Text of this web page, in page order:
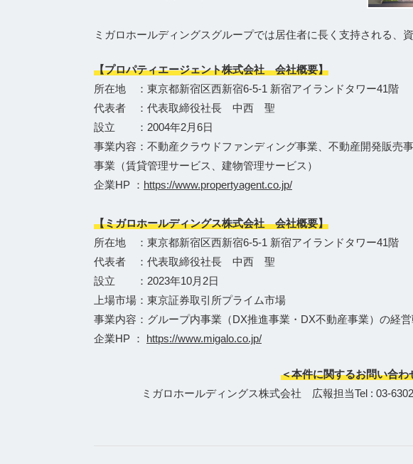
ミガロホールディングスグループでは居住者に長く支持される、
【プロパティエージェント株式会社 会社概要】
所在地 ：東京都新宿区西新宿6-5-1 新宿アイランドタワー41階
代表者 ：代表取締役社長 中西 聖
設立 ：2004年2月6日
事業内容：不動産クラウドファンディング事業、不動産開発販売
事業（賃貸管理サービス、建物管理サービス）
企業HP ： https://www.propertyagent.co.jp/
【ミガロホールディングス株式会社 会社概要】
所在地 ：東京都新宿区西新宿6-5-1 新宿アイランドタワー41階
代表者 ：代表取締役社長 中西 聖
設立 ：2023年10月2日
上場市場：東京証券取引所プライム市場
事業内容：グループ内事業（DX推進事業・DX不動産事業）の経
企業HP ： https://www.migalo.co.jp/
＜本件に関するお問い合わ
ミガロホールディングス株式会社 広報担当Tel : 03-